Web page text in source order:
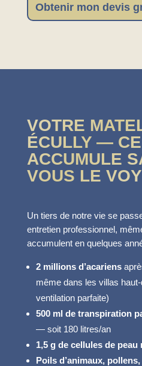
Obtenir mon devis
VOTRE
ÉCULLY —
ACCUMULE
VOUS LE
Un tiers de notre vie se
entretien professionnel,
accumulent en quelques
2 millions d’acariens
même dans les villas
ventilation parfaite)
500 ml de transpiration
— soit 180 litres/an
1,5 g de cellules de
Poils d’animaux,